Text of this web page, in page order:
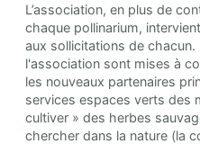
L’association, en plus de
chaque pollinarium,
aux sollicitations de
l'association sont mises à
les nouveaux partenaires
services espaces verts des
cultiver » des herbes
chercher dans la nature (la